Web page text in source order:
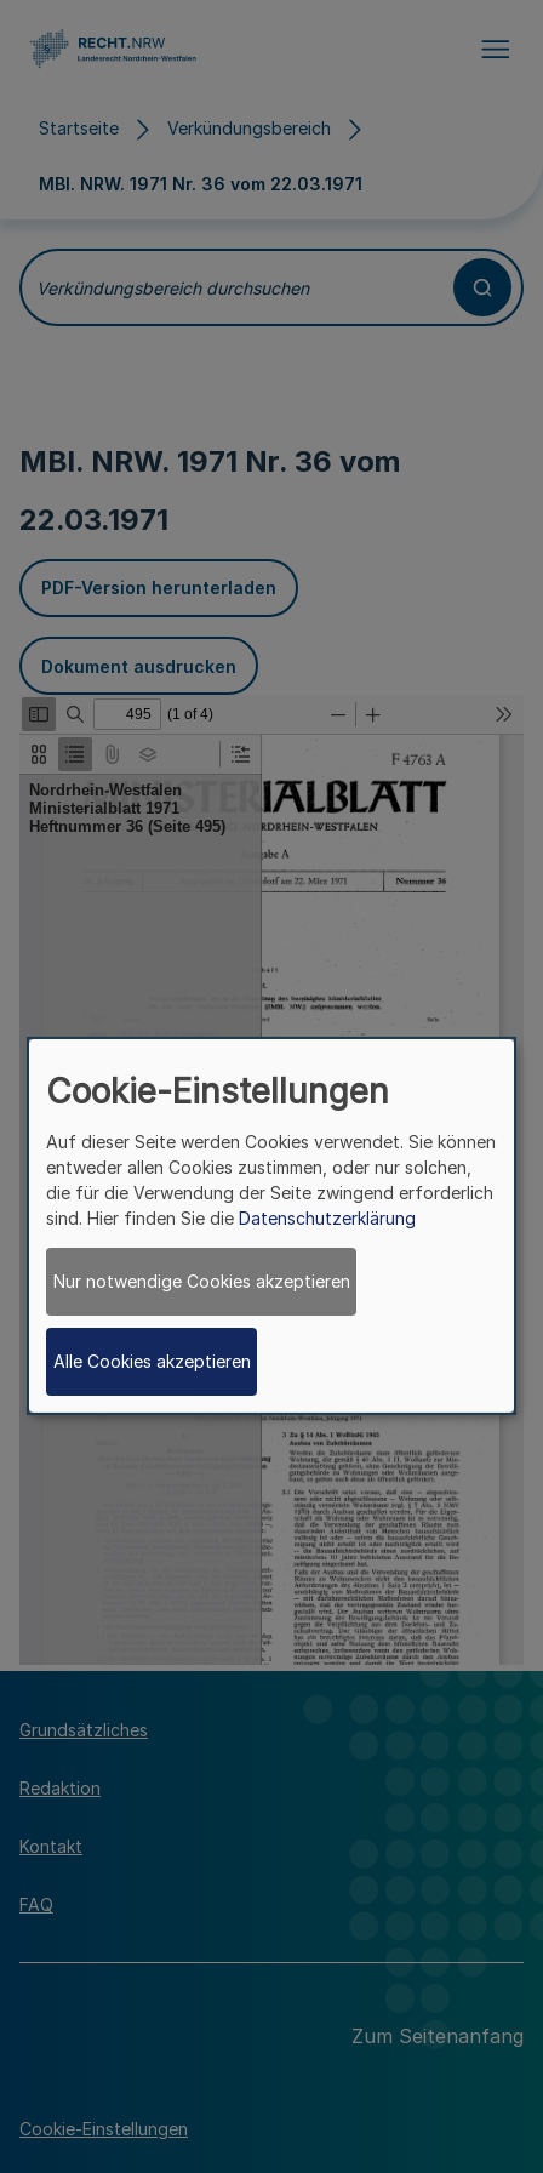
Startseite Verkündungsbereich
MBl. NRW. 1971 Nr. 36 vom 22.03.1971
Verkündungsbereich durchsuchen
MBl. NRW. 1971 Nr. 36 vom
22.03.1971
PDF-Version herunterladen
Dokument ausdrucken
Grundsätzliches
Redaktion
Kontakt
FAQ
Zum Seitenanfang
Cookie-Einstellungen
Cookie-Einstellungen
Auf dieser Seite werden Cookies verwendet. Sie können
entweder allen Cookies zustimmen, oder nur solchen,
die für die Verwendung der Seite zwingend erforderlich
sind. Hier finden Sie die Datenschutzerklärung
Nur notwendige Cookies akzeptieren
Alle Cookies akzeptieren